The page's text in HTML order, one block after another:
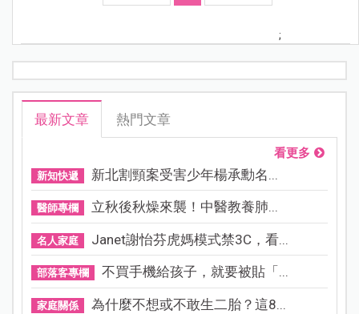
;
最新文章 熱門文章
看更多
新知快遞 新北割頸案受害少年楊承勳名...
醫師專欄 立秋後秋燥來襲！中醫教養肺...
名人家庭 Janet謝怡芬虎媽模式禁3C，看...
部落客專欄 不買手機給孩子，就要被貼「...
家庭關係 為什麼不想或不敢生二胎？這8...